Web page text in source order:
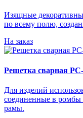
Изящные
по всему полю,
На заказ
Решетка сварная
Для изделий
соединенные в ромбы
рамы.